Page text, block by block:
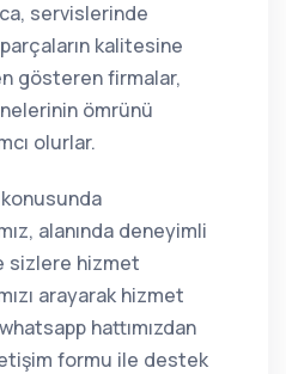
servislerinde
kalitesine
gösteren firmalar,
ömrünü
olurlar.
alanında deneyimli
sizlere hizmet
arayarak hizmet
hattımızdan
formu ile destek